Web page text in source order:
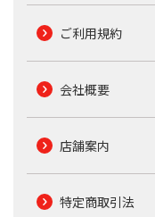
ご利用規約
会社概要
店舗案内
特定商取引法